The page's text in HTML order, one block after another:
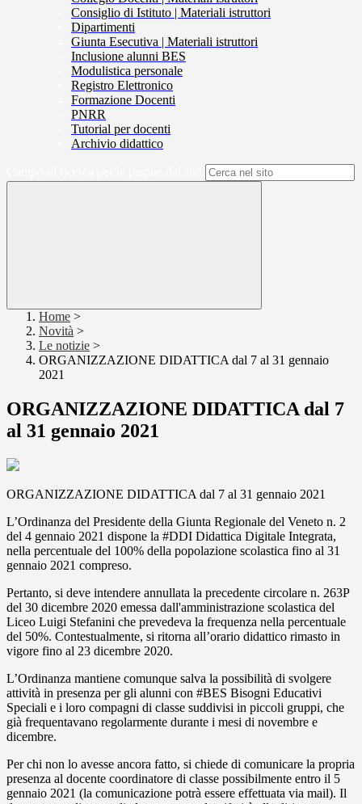
Consiglio di Istituto | Materiali istruttori
Dipartimenti
Giunta Esecutiva | Materiali istruttori
Inclusione alunni BES
Modulistica personale
Registro Elettronico
Formazione Docenti
PNRR
Tutorial per docenti
Archivio didattico
Home >
Novità >
Le notizie >
ORGANIZZAZIONE DIDATTICA dal 7 al 31 gennaio
2021
ORGANIZZAZIONE DIDATTICA dal 7
al 31 gennaio 2021
ORGANIZZAZIONE DIDATTICA dal 7 al 31 gennaio 2021
L’Ordinanza del Presidente della Giunta Regionale del Veneto n. 2
del 4 gennaio 2021 dispone la #DDI Didattica Digitale Integrata,
nella percentuale del 100% della popolazione scolastica fino al 31
gennaio 2021 compreso.
Pertanto, si deve intendere annullata la precedente circolare n. 263P
del 30 dicembre 2020 emessa dall'amministrazione scolastica del
Liceo Luigi Stefanini che prevedeva la frequenza nella percentuale
del 50%. Contestualmente, si ritorna all’orario didattico rimasto in
vigore fino al 23 dicembre 2020.
L’Ordinanza mantiene comunque salva la possibilità di svolgere
attività in presenza per gli alunni con #BES Bisogni Educativi
Speciali e i loro compagni di classe suddivisi in piccoli gruppi, che
già frequentavano regolarmente durante i mesi di novembre e
dicembre.
Per chi non lo avesse ancora fatto, si chiede di comunicare la propria
presenza al docente coordinatore di classe possibilmente entro il 5
gennaio 2021 (la comunicazione potrà essere effettuata via mail). Il